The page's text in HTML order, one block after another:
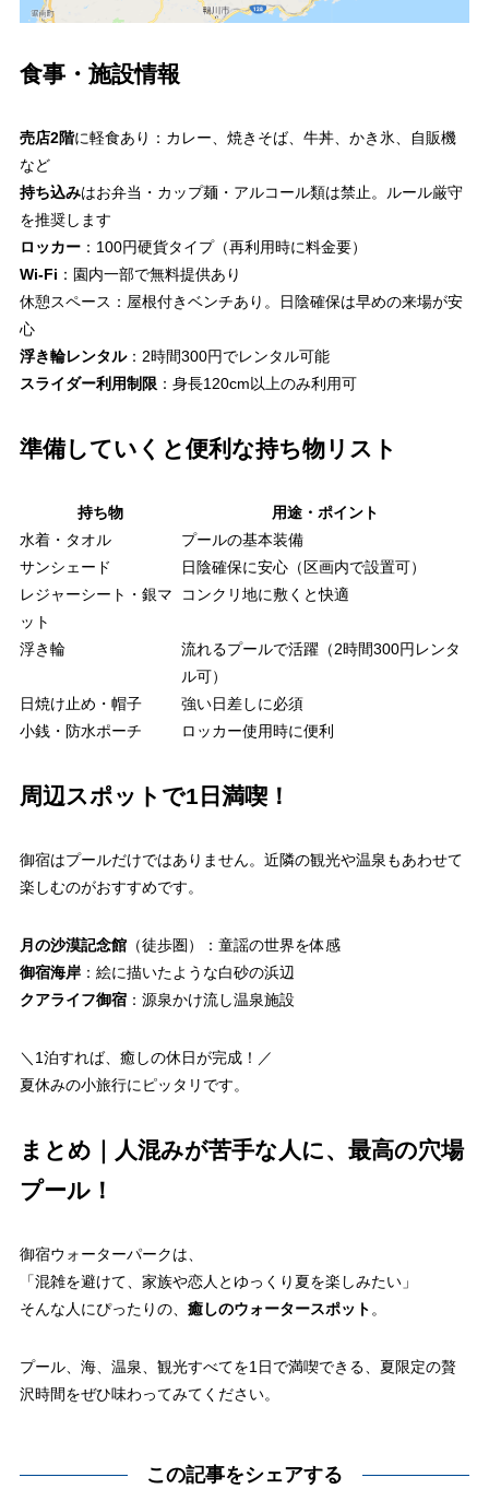
食事・施設情報
売店2階に軽食あり：カレー、焼きそば、牛丼、かき氷、自販機
など
持ち込みはお弁当・カップ麺・アルコール類は禁止。ルール厳守
を推奨します
ロッカー：100円硬貨タイプ（再利用時に料金要）
Wi‑Fi ：園内一部で無料提供あり
休憩スペース：屋根付きベンチあり。日陰確保は早めの来場が安
心
浮き輪レンタル：2時間300円でレンタル可能
スライダー利用制限：身長120cm以上のみ利用可
準備していくと便利な持ち物リスト
持ち物
用途・ポイント
水着・タオル
プールの基本装備
サンシェード
日陰確保に安心（区画内で設置可）
レジャーシート・銀マ
ット
コンクリ地に敷くと快適
浮き輪
流れるプールで活躍（2時間300円レンタ
ル可）
日焼け止め・帽子
強い日差しに必須
小銭・防水ポーチ
ロッカー使用時に便利
周辺スポットで1日満喫！
御宿はプールだけではありません。近隣の観光や温泉もあわせて
楽しむのがおすすめです。
月の沙漠記念館（徒歩圏）：童謡の世界を体感
御宿海岸：絵に描いたような白砂の浜辺
クアライフ御宿：源泉かけ流し温泉施設
＼1泊すれば、癒しの休日が完成！／
夏休みの小旅行にピッタリです。
まとめ｜人混みが苦手な人に、最高の穴場
プール！
御宿ウォーターパークは、
「混雑を避けて、家族や恋人とゆっくり夏を楽しみたい」
そんな人にぴったりの、 癒しのウォータースポット。
プール、海、温泉、観光すべてを1日で満喫できる、夏限定の贅
沢時間をぜひ味わってみてください。
この記事をシェアする